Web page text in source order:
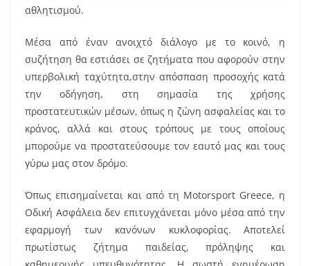
αθλητισμού.
Μέσα από έναν ανοιχτό διάλογο με το κοινό, η
συζήτηση θα εστιάσει σε ζητήματα που αφορούν στην
υπερβολική ταχύτητα,στην απόσπαση προσοχής κατά
την οδήγηση, στη σημασία της χρήσης
προστατευτικών μέσων, όπως η ζώνη ασφαλείας και το
κράνος, αλλά και στους τρόπους με τους οποίους
μπορούμε να προστατεύσουμε τον εαυτό μας και τους
γύρω μας στον δρόμο.
Όπως επισημαίνεται και από τη Motorsport Greece, η
Οδική Ασφάλεια δεν επιτυγχάνεται μόνο μέσα από την
εφαρμογή των κανόνων κυκλοφορίας. Αποτελεί
πρωτίστως ζήτημα παιδείας, πρόληψης και